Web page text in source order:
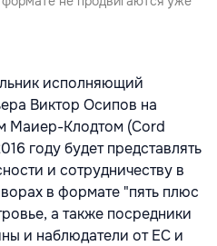
исполняющий
Виктор Осипов на
Маиер-Клодтом (Сord
году будет представлять
и сотрудничеству в
в формате "пять плюс
а также посредники
и наблюдатели от ЕС и